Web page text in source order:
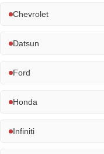
Chevrolet
Datsun
Ford
Honda
Infiniti